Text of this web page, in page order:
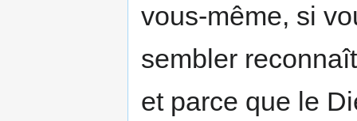
vous-même, si
sembler
et parce que le